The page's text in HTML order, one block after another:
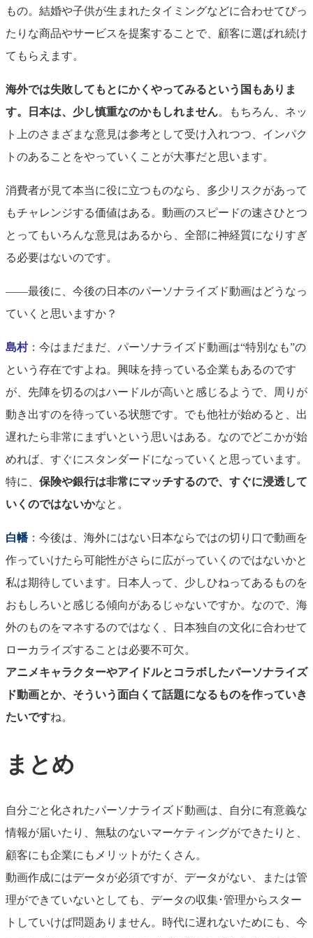
もの。結婚や子供が生まれたタイミングなどに合わせてぴっ
たりな商品やサービスを提案することで、顧客に選ばれ続け
てもらえます。
海外では失敗してもとにかくやってみるという国もありま
す。日本は、少し慎重なのかもしれません。もちろん、ネッ
ト上のさまざまな意見は参考として受け入れつつ、インパク
トのあることをやっていくことが大事だと思います。
消費者が見て本当に役に立つものなら、多少リスクがあって
もチャレンジする価値はある。動画のスピードの速さひとつ
とってもいろんな意見はあるから、全部に神経質になりすぎ
る必要はないのです。
――最後に、今後の日本のパーソナライズド動画はどうなっ
ていくと思いますか？
島村：今はまだまだ、パーソナライズド動画は“特別なも”の
という存在ですよね。興味を持っている企業もあるのです
が、先陣を切るのはハードルが高いと感じるようで、周りが
動き出すのを待っている状態です。でも他社が始めると、出
遅れたら非常にまずいという思いはある。なのでどこかが始
めれば、すぐにスタンダードになっていくと思っています。
特に、 保険や銀行は非常にマッチするので、すぐに浸透して
いくのではないかなと。
白幡：今後は、海外にはない日本ならではの切り口で動画を
作っていけたら可能性がさらに広がっていくのではないかと
私は期待しています。日本人って、少しひねってあるものを
おもしろいと感じる傾向があるじゃないですか。なので、海
外のものをマネするのではなく、日本独自の文化に合わせて
ローカライズすることは必要不可欠。
アニメキャラクターやアイドルとコラボしたパーソナライズ
ド動画とか、そういう面白くて話題になるものを作っていき
たいですね。
まとめ
自分ごと化されたパーソナライズド動画は、自分に有意義な
情報が届いたり、無駄のないマーケティングができたりと、
顧客にも企業にもメリットがたくさん。
動画作成にはデータが必須ですが、データがない、または管
理ができていないとしても、データの収集･管理からスター
トしていけば問題ありません。時代に遅れないためにも、今